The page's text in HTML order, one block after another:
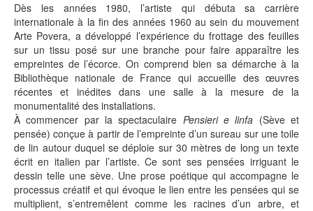
Dès les années 1980, l’artiste qui débuta sa carrière
internationale à la fin des années 1960 au sein du mouvement
Arte Povera, a développé l’expérience du frottage des feuilles
sur un tissu posé sur une branche pour faire apparaître les
empreintes de l’écorce. On comprend bien sa démarche à la
Bibliothèque nationale de France qui accueille des œuvres
récentes et inédites dans une salle à la mesure de la
monumentalité des installations.
À commencer par la spectaculaire Pensieri e linfa (Sève et
pensée) conçue à partir de l’empreinte d’un sureau sur une toile
de lin autour duquel se déploie sur 30 mètres de long un texte
écrit en italien par l’artiste. Ce sont ses pensées irriguant le
dessin telle une sève. Une prose poétique qui accompagne le
processus créatif et qui évoque le lien entre les pensées qui se
multiplient, s’entremêlent comme les racines d’un arbre, et